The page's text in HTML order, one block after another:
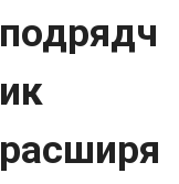
подрядч
ик
расширя